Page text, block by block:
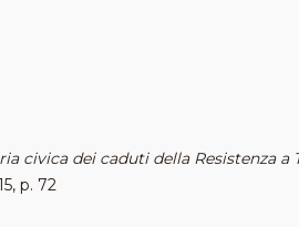
civica dei caduti della Resistenza a
p. 72